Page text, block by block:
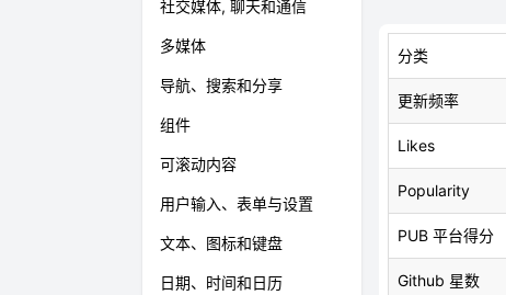
社交媒体, 聊天和通信
多媒体
导航、搜索和分享
组件
可滚动内容
用户输入、表单与设置
文本、图标和键盘
日期、时间和日历
分类
更新频率
Likes
Popularity
PUB 平台得分
Github 星数